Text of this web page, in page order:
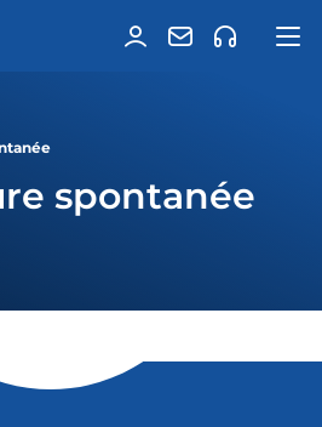
spontanée